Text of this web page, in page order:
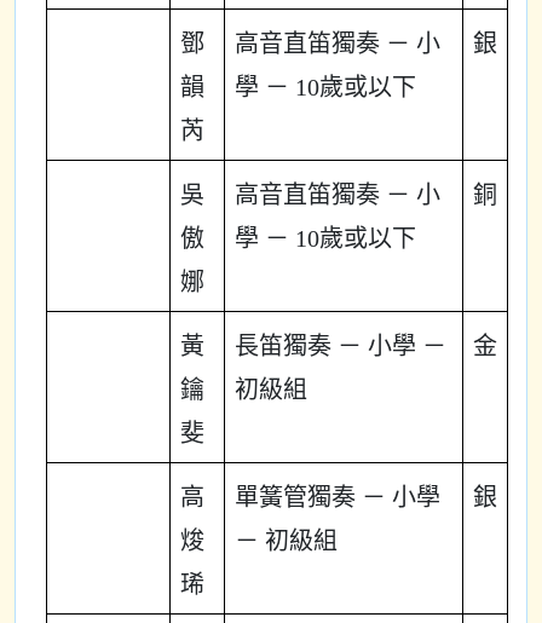
鄧
韻
芮
高音直笛獨奏 － 小
學 － 10歲或以下
銀
吳
傲
娜
高音直笛獨奏 － 小
學 － 10歲或以下
銅
黃
鑰
斐
長笛獨奏 － 小學 －
初級組
金
高
焌
琋
單簧管獨奏 － 小學
－ 初級組
銀